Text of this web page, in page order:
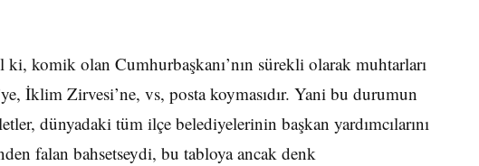
komik olan Cumhurbaşkanı’nın sürekli olarak muhtarları
İklim Zirvesi’ne, vs, posta koymasıdır. Yani bu durumun
dünyadaki tüm ilçe belediyelerinin başkan yardımcılarını
falan bahsetseydi, bu tabloya ancak denk